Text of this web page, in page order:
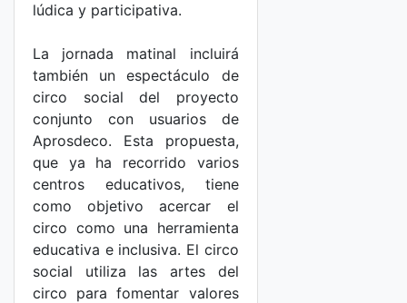
lúdica y participativa.
La jornada matinal incluirá
también un espectáculo de
circo social del proyecto
conjunto con usuarios de
Aprosdeco. Esta propuesta,
que ya ha recorrido varios
centros educativos, tiene
como objetivo acercar el
circo como una herramienta
educativa e inclusiva. El circo
social utiliza las artes del
circo para fomentar valores